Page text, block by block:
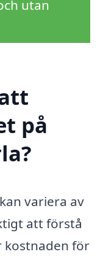
utan
på
variera av
att förstå
kostnaden för